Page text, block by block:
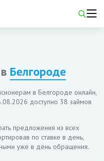
Белгороде
в Белгороде онлайн,
доступно 38 займов
предложения из всех
по ставке в день,
уже в день обращения.